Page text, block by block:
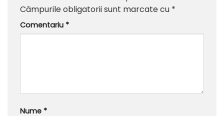
Câmpurile obligatorii sunt marcate cu *
Comentariu *
Nume *